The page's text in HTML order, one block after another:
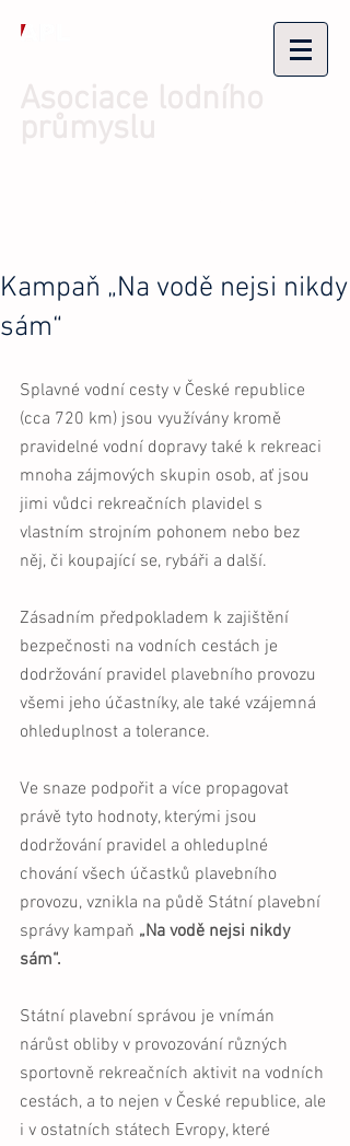
Kampaň „Na vodě nejsi nikdy
sám“
Splavné vodní cesty v České republice
(cca 720 km) jsou využívány kromě
pravidelné vodní dopravy také k rekreaci
mnoha zájmových skupin osob, ať jsou
jimi vůdci rekreačních plavidel s
vlastním strojním pohonem nebo bez
něj, či koupající se, rybáři a další.
Zásadním předpokladem k zajištění
bezpečnosti na vodních cestách je
dodržování pravidel plavebního provozu
všemi jeho účastníky, ale také vzájemná
ohleduplnost a tolerance.
Ve snaze podpořit a více propagovat
právě tyto hodnoty, kterými jsou
dodržování pravidel a ohleduplné
chování všech účastků plavebního
provozu, vznikla na půdě Státní plavební
správy kampaň „Na vodě nejsi nikdy
sám“.
Státní plavební správou je vnímán
nárůst obliby v provozování různých
sportovně rekreačních aktivit na vodních
cestách, a to nejen v České republice, ale
i v ostatních státech Evropy, které